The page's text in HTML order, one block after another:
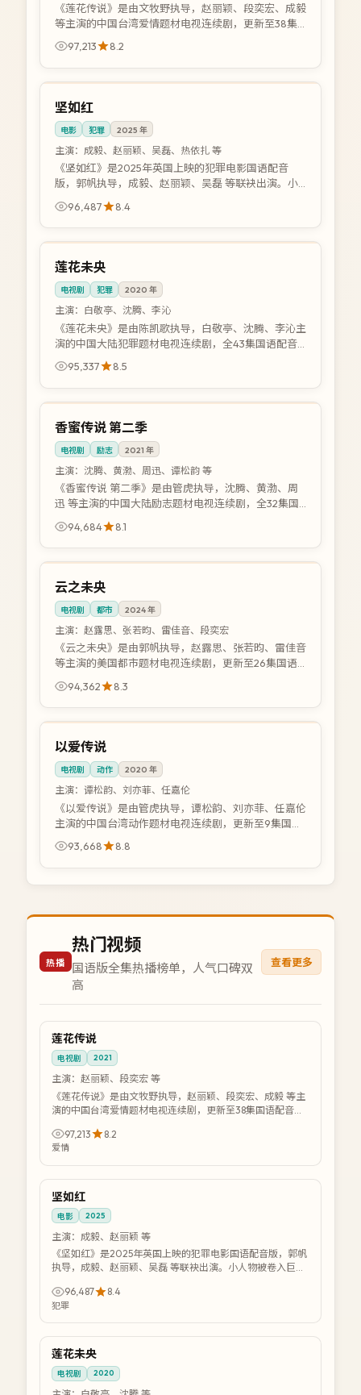
《莲花传说》是由文牧野执导，赵丽颖、段奕宏、成毅
等主演的中国台湾爱情题材电视连续剧，更新至38集
国语配音版。久别重逢的恋人跨越时间与距离，再续前
缘。支持在线高清免费观看国语版...
97,213 8.2
英国
92:12
坚如红
电影 犯罪 2025 年
主演： 成毅、赵丽颖、吴磊、热依扎 等
《坚如红》是2025年英国上映的犯罪电影国语配音
版，郭帆执导，成毅、赵丽颖、吴磊 等联袂出演。小
人物被卷入巨额洗钱案，在逃亡中揭开体制漏洞。提供
高清国语版资源，在线高清免费观看...
96,487 8.4
中国
45:33
莲花未央
电视剧 犯罪 2020 年
主演： 白敬亭、沈腾、李沁
《莲花未央》是由陈凯歌执导，白敬亭、沈腾、李沁主
演的中国大陆犯罪题材电视连续剧，全43集国语配音
版。警方与犯罪团伙展开高智商博弈，层层剥茧逼近幕
后黑手。支持在线高清免费观看国语...
95,337 8.5
中国
36:08
香蜜传说 第二季
电视剧 励志 2021 年
主演： 沈腾、黄渤、周迅、谭松韵 等
《香蜜传说 第二季》是由管虎执导，沈腾、黄渤、周
迅 等主演的中国大陆励志题材电视连续剧，全32集国
语配音版。失败后重新站起的历程，诠释真正的强者定
义。支持在线高清免费观看国语版...
94,684 8.1
美国
36:08
云之未央
电视剧 都市 2024年
主演： 赵露思、张若昀、雷佳音、段奕宏
《云之未央》是由郭帆执导，赵露思、张若昀、雷佳音
等主演的美国都市题材电视连续剧，更新至26集国语
配音版。北漂青年在一线城市打拼，理想与现实激烈碰
撞。支持在线高清免费观看国语版...
94,362 8.3
中国
37:35
以爱传说
电视剧 动作 2020 年
主演： 谭松韵、刘亦菲、任嘉伦
《以爱传说》是由管虎执导，谭松韵、刘亦菲、任嘉伦
主演的中国台湾动作题材电视连续剧，更新至9集国语
配音版。在黑白交锋的都市暗面，正义与背叛仅一线之
隔。支持在线高清免费观看国语版全...
93,668 8.8
热播
热门视频
国语版全集热播榜单，人气口碑双
高
查看更多
中国
46:53
莲花传说
电视剧 2021
主演： 赵丽颖、段奕宏 等
《莲花传说》是由文牧野执导，赵丽颖、段奕宏、成毅 等主
演的中国台湾爱情题材电视连续剧，更新至38集国语配音
97,213
8.2
爱情
英国
92:12
坚如红
电影 2025
主演： 成毅、赵丽颖 等
《坚如红》是2025年英国上映的犯罪电影国语配音版，郭帆
执导，成毅、赵丽颖、吴磊 等联袂出演。小人物被卷入巨额
96,487
8.4
犯罪
中国
45:33
莲花未央
电视剧 2020